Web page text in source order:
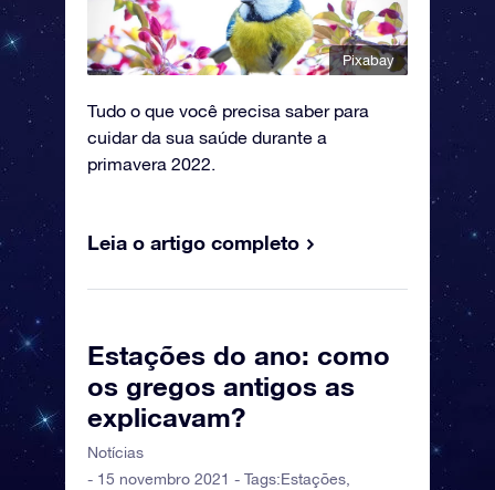
Pixabay
Tudo o que você precisa saber para
cuidar da sua saúde durante a
primavera 2022.
Leia o artigo completo
Estações do ano: como
os gregos antigos as
explicavam?
Notícias
- 15 novembro 2021 - Tags:Estações